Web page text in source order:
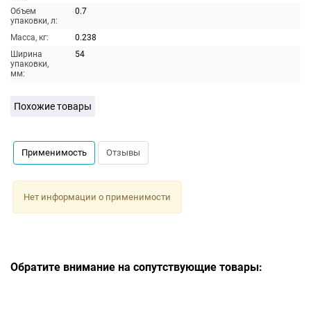
Объем
упаковки, л:
0.7
Масса, кг:
0.238
Ширина
упаковки,
мм:
54
Похожие товары
Применимость Отзывы
Нет информации о применимости
Обратите внимание на сопутствующие товары: